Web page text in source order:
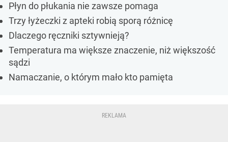
Płyn do płukania nie zawsze pomaga
Trzy łyżeczki z apteki robią sporą różnicę
Dlaczego ręczniki sztywnieją?
Temperatura ma większe znaczenie, niż większość
sądzi
Namaczanie, o którym mało kto pamięta